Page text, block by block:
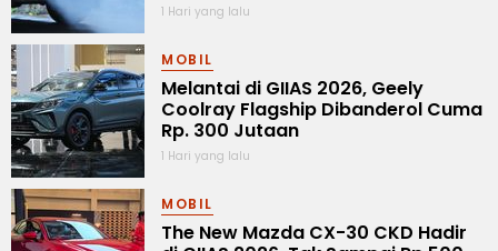
1 Hari yang lalu
MOBIL
Melantai di GIIAS 2026, Geely
Coolray Flagship Dibanderol Cuma
Rp. 300 Jutaan
1 Hari yang lalu
MOBIL
The New Mazda CX-30 CKD Hadir